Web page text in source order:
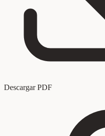
Descargar PDF